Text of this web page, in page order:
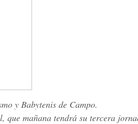
y Babytenis de Campo.
que mañana tendrá su tercera